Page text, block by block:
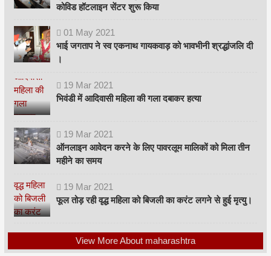
कोविड हॉटलाइन सेंटर शुरू किया
01 May 2021
भाई जगताप ने स्व एकनाथ गायकवाड़ को भावभीनी श्रद्धांजलि दी
।
19 Mar 2021
भिवंडी में आदिवासी महिला की गला दबाकर हत्या
19 Mar 2021
ऑनलाइन आवेदन करने के लिए पावरलूम मालिकों को मिला तीन
महीने का समय
19 Mar 2021
फूल तोड़ रही वृद्ध महिला को बिजली का करंट लगने से हुई मृत्यु।
View More About maharashtra